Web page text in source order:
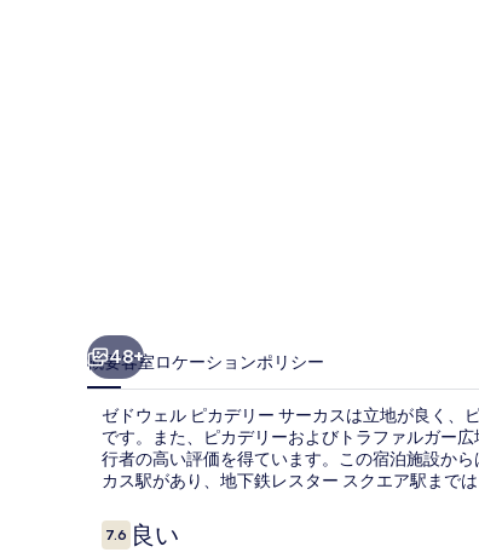
の
写
真
ギ
ラ
48+
概要客室ロケーションポリシー
ゼドウェル ピカデリー サーカスは立地が良く、
です。また、ピカデリーおよびトラファルガー
行者の高い評価を得ています。この宿泊施設か
カス駅があり、地下鉄レスター スクエア駅までは
口
7.610段階中7.6
良い